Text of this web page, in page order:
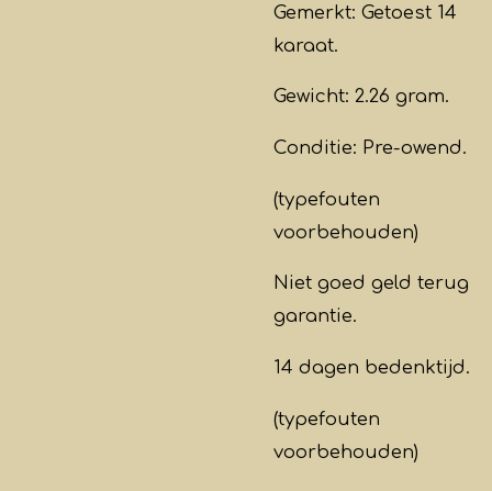
Gemerkt: Getoest 14
karaat.
Gewicht: 2.26 gram.
Conditie: Pre-owend.
(typefouten
voorbehouden)
Niet goed geld terug
garantie.
14 dagen bedenktijd.
(typefouten
voorbehouden)